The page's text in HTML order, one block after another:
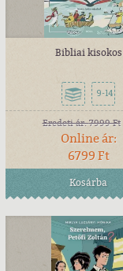
Bibliai kisokos
9-14
Eredeti ár:7999 Ft
Online ár:
6799 Ft
Kosárba